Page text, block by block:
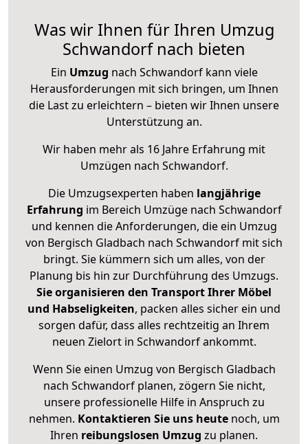
Was wir Ihnen für Ihren Umzug
Schwandorf nach bieten
Ein Umzug nach Schwandorf kann viele
Herausforderungen mit sich bringen, um Ihnen
die Last zu erleichtern – bieten wir Ihnen unsere
Unterstützung an.
Wir haben mehr als 16 Jahre Erfahrung mit
Umzügen nach Schwandorf.
Die Umzugsexperten haben langjährige
Erfahrung im Bereich Umzüge nach Schwandorf
und kennen die Anforderungen, die ein Umzug
von Bergisch Gladbach nach Schwandorf mit sich
bringt. Sie kümmern sich um alles, von der
Planung bis hin zur Durchführung des Umzugs.
Sie organisieren den Transport Ihrer Möbel
und Habseligkeiten, packen alles sicher ein und
sorgen dafür, dass alles rechtzeitig an Ihrem
neuen Zielort in Schwandorf ankommt.
Wenn Sie einen Umzug von Bergisch Gladbach
nach Schwandorf planen, zögern Sie nicht,
unsere professionelle Hilfe in Anspruch zu
nehmen. Kontaktieren Sie uns heutenoch, um
Ihren reibungslosen Umzug zu planen.